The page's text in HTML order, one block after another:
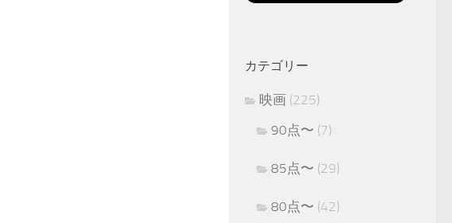
カテゴリー
映画 (225)
90点〜 (7)
85点〜 (29)
80点〜 (42)